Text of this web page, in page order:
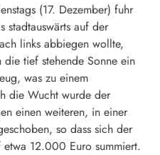
(17. Dezember) fuhr
stadtauswärts auf der
links abbiegen wollte,
tief stehende Sonne ein
was zu einem
die Wucht wurde der
einen weiteren, in einer
so dass sich der
etwa 12.000 Euro summiert.